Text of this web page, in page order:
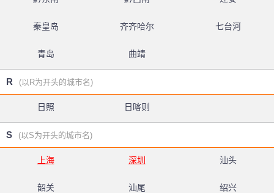
秦皇岛 齐齐哈尔 七台河
青岛 曲靖
R (以R为开头的城市名)
日照 日喀则
S (以S为开头的城市名)
上海 深圳 汕头
韶关 汕尾 绍兴